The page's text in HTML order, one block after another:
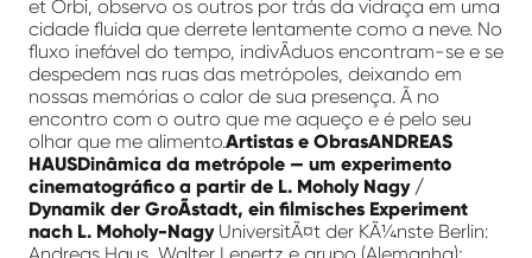
et Orbi, observo os outros por trás da vidraça em uma
cidade fluida que derrete lentamente como a neve. No
fluxo inefável do tempo, indivÃ­duos encontram-se e se
despedem nas ruas das metrópoles, deixando em
nossas memórias o calor de sua presença. Ã no
encontro com o outro que me aqueço e é pelo seu
olhar que me alimento.Artistas e ObrasANDREAS
HAUSDinâmica da metrópole — um experimento
cinematográfico a partir de L. Moholy Nagy /
Dynamik der GroÃstadt, ein filmisches Experiment
nach L. Moholy-Nagy UniversitÃ¤t der KÃ¼nste Berlin: